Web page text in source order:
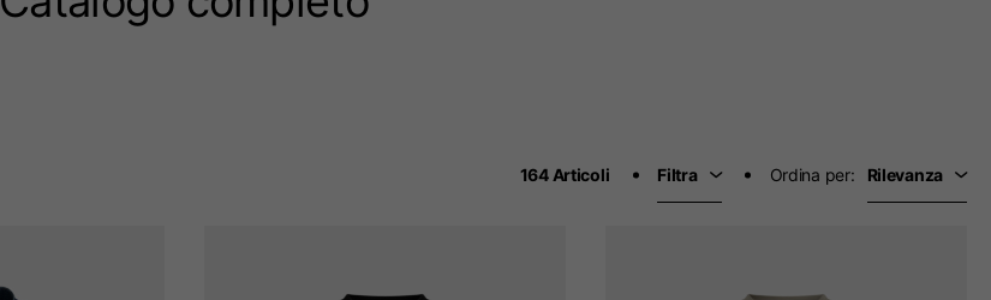
164 Articoli Filtra Ordina per: Rilevanza